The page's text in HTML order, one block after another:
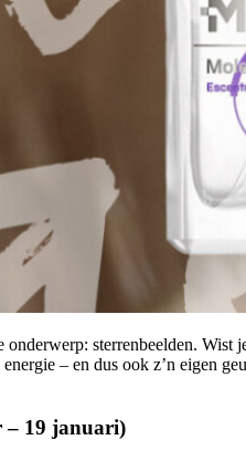
sterrenbeelden. Wist
– en dus ook z’n eigen
– 19 januari)